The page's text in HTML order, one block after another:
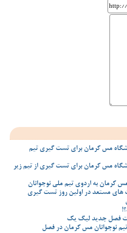
مس کرمان برای تست گیری تیم
مس کرمان برای تست گیری از تیم زیر
کرمان به اردوی تیم ملی نوجوانان
های مستعد در اولین روز تست گیری
فصل جدید لیگ یک
نوجوانان مس کرمان در فصل